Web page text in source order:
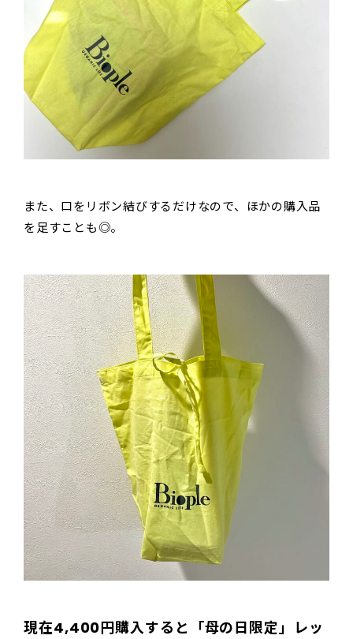
また、口をリボン結びするだけなので、ほかの購入品
を足すことも◎。
現在4,400円購入すると「母の日限定」レッ